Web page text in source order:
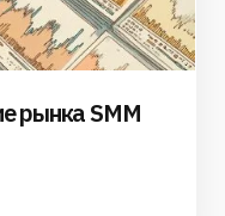
рынка SMM